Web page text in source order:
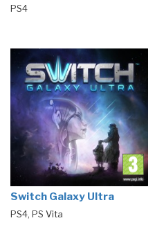
PS4
Switch Galaxy Ultra
PS4, PS Vita